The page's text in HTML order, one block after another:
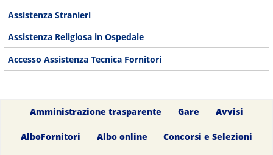
Assistenza Stranieri
Assistenza Religiosa in Ospedale
Accesso Assistenza Tecnica Fornitori
Amministrazione trasparente Gare Avvisi
AlboFornitori Albo online Concorsi e Selezioni